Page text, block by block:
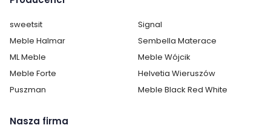
sweetsit
Signal
Meble Halmar
Sembella Materace
ML Meble
Meble Wójcik
Meble Forte
Helvetia Wieruszów
Puszman
Meble Black Red White
Nasza firma